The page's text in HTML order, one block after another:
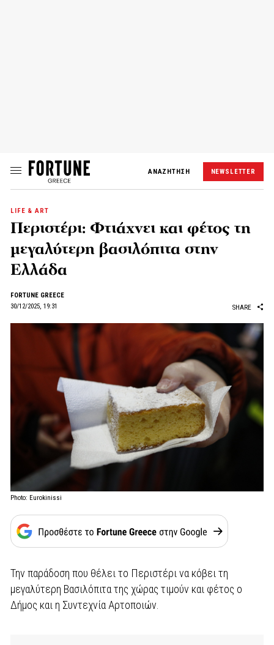
ΑΝΑΖΗΤΗΣΗ NEWSLETTER
LIFE & ART
Περιστέρι: Φτιάχνει και φέτος τη
μεγαλύτερη βασιλόπιτα στην
Ελλάδα
FORTUNE GREECE
30/12/2025, 19:31
SHARE
Photo: Eurokinissi
Την παράδοση που θέλει το Περιστέρι να κόβει τη
μεγαλύτερη Βασιλόπιτα της χώρας τιμούν και φέτος ο
Δήμος και η Συντεχνία Αρτοποιών.